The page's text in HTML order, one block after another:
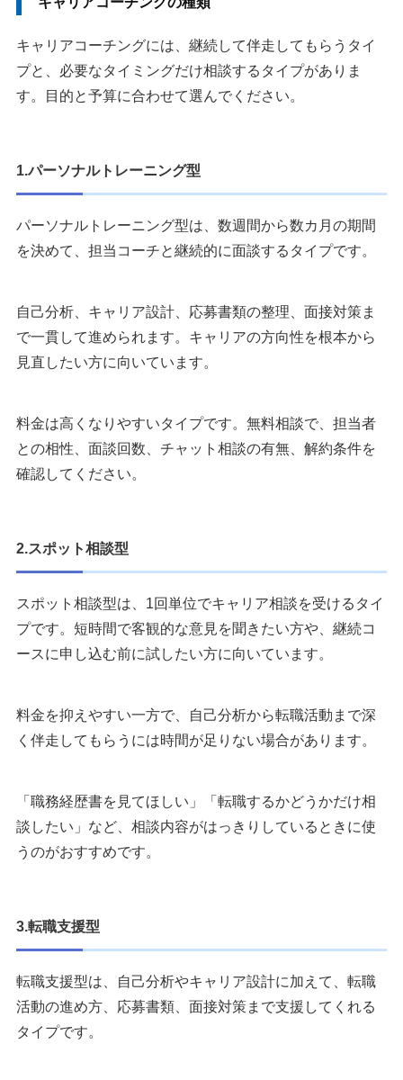
1.キャリアコーチングの料金相場
2.料金と契約条件を確認する
3.キャリアコーチングを受ける
4.必要に応じて転職活動する
5.サポート終了後の行動を決める
Q：キャリアコーチングは転職のサポートをしてくれる？
Q：いいキャリアコーチングを見極めるには？
Q：無料のキャリアコーチングでもいいのか？
まとめ
キャリアコーチングには、継続して伴走してもらうタイ
プと、必要なタイミングだけ相談するタイプがありま
す。目的と予算に合わせて選んでください。
1.パーソナルトレーニング型
パーソナルトレーニング型は、数週間から数カ月の期間
を決めて、担当コーチと継続的に面談するタイプです。
自己分析、キャリア設計、応募書類の整理、面接対策ま
で一貫して進められます。キャリアの方向性を根本から
見直したい方に向いています。
料金は高くなりやすいタイプです。無料相談で、担当者
との相性、面談回数、チャット相談の有無、解約条件を
確認してください。
2.スポット相談型
スポット相談型は、1回単位でキャリア相談を受けるタイ
プです。短時間で客観的な意見を聞きたい方や、継続コ
ースに申し込む前に試したい方に向いています。
料金を抑えやすい一方で、自己分析から転職活動まで深
く伴走してもらうには時間が足りない場合があります。
「職務経歴書を見てほしい」「転職するかどうかだけ相
談したい」など、相談内容がはっきりしているときに使
うのがおすすめです。
3.転職支援型
転職支援型は、自己分析やキャリア設計に加えて、転職
活動の進め方、応募書類、面接対策まで支援してくれる
タイプです。